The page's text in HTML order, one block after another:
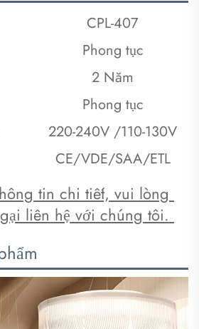
CPL-407
Phong tục
2 Năm
Phong tục
220-240V /110-130V
CE/VDE/SAA/ETL
tin chi tiết, vui lòng
liên hệ với chúng tôi.